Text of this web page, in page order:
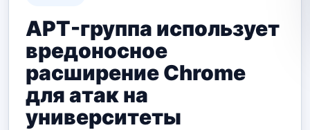
APT-группа использует
вредоносное
расширение Chrome
для атак на
университеты